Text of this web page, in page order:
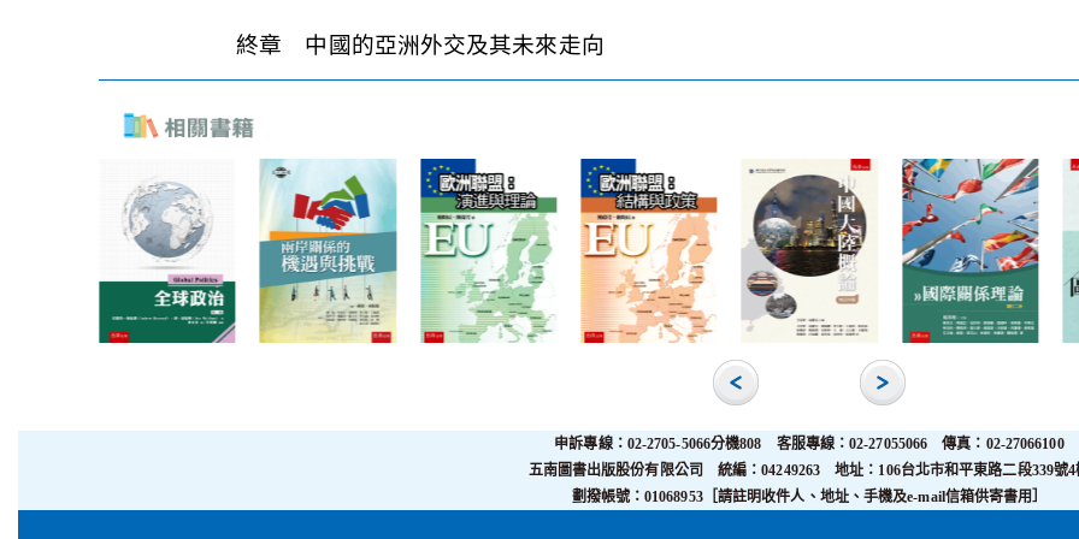
終章 中國的亞洲外交及其未來走向
申訴專線：02-2705-5066分機808 客服專線：02-27055066 傳真：02-27066100
五南圖書出版股份有限公司 統編：04249263 地址：106台北市和平東路二段339號4
劃撥帳號：01068953［請註明收件人、地址、手機及e-mail信箱供寄書用］